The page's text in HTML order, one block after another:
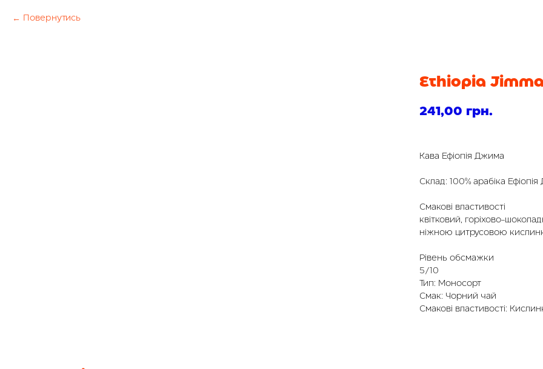
Повернутись
Ethiopia
241,00 грн.
Кава Ефіопія Джима
Склад: 100% арабіка
Смакові властивості
квітковий, горіхово-
ніжною цитрусовою
Рівень обсмажки
5/10
Тип: Моносорт
Смак: Чорний чай
Смакові властивості: